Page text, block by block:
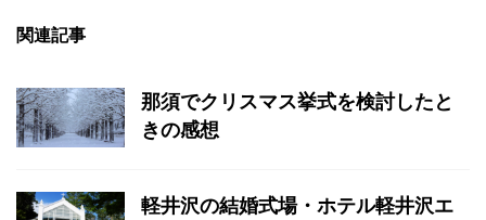
関連記事
那須でクリスマス挙式を検討したと
きの感想
軽井沢の結婚式場・ホテル軽井沢エ